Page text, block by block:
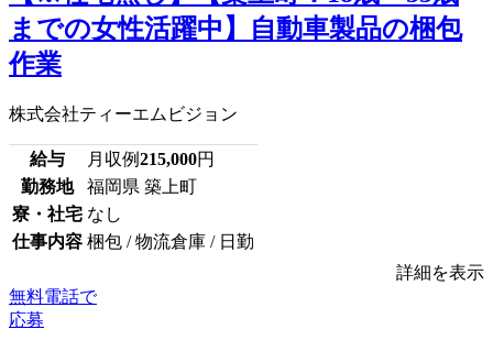
までの女性活躍中】自動車製品の梱包
作業
株式会社ティーエムビジョン
給与 月収例215,000円
勤務地
福岡県 築上町
寮・社宅 なし
仕事内容 梱包 / 物流倉庫 / 日勤
詳細を表示
無料電話で
応募